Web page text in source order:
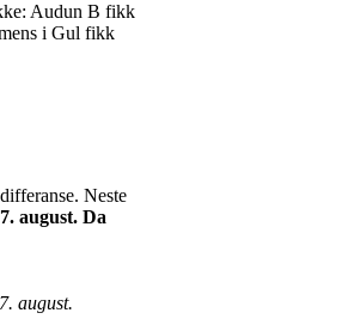
Audun B fikk
i Gul fikk
Neste
august. Da
august.